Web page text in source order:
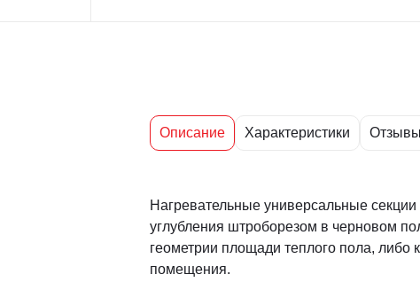
Описание Характеристики Отзывы
Нагревательные универсальные
углубления штроборезом в черновом
геометрии площади теплого пола, либо
помещения.